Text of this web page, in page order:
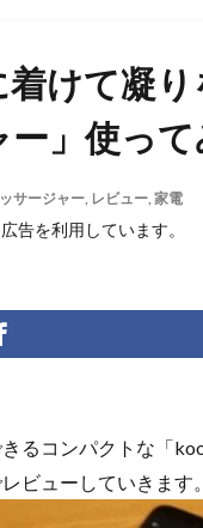
けて凝
」使って
サージャー, レビュー, 家電
告を利用しています。
るコンパクトな「
ビューしていきます。